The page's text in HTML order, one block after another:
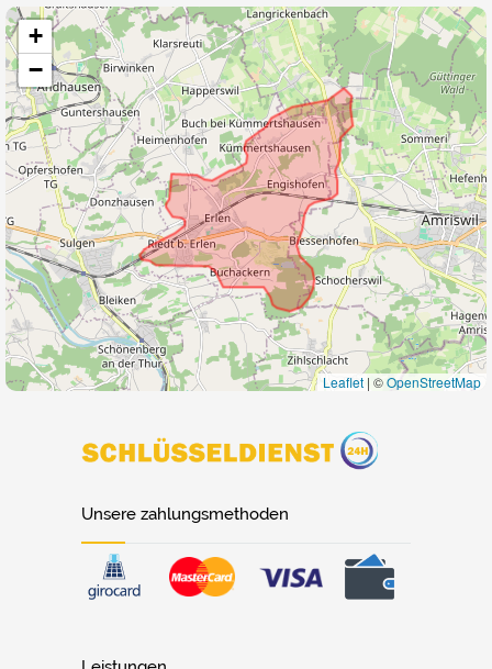
+
−
Leaflet | ©OpenStreetMap
Unsere zahlungsmethoden